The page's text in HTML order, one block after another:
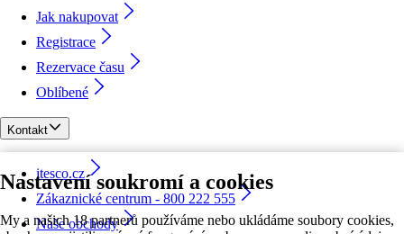
Nastavení soukromí a cookies
My a našich 18 partnerů používáme nebo ukládáme soubory cookies,
Jak nakupovat
Registrace
Rezervace času
Oblíbené
Kontakt
itesco.cz
Zákaznické centrum - 800 222 555
Naše obchody